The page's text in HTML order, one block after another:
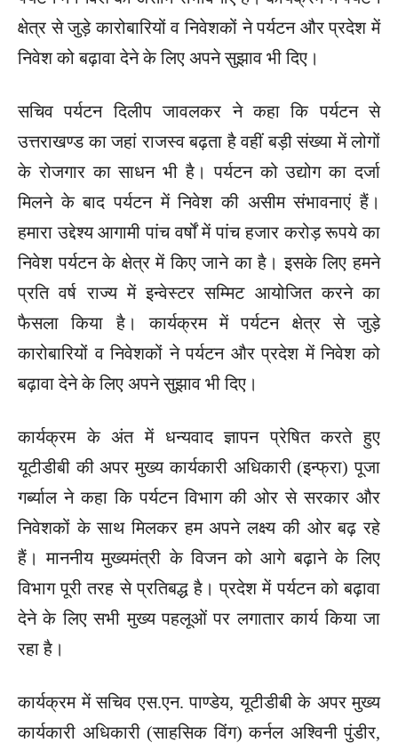
क्षेत्र से जुड़े कारोबारियों व निवेशकों ने पर्यटन और प्रदेश में
निवेश को बढ़ावा देने के लिए अपने सुझाव भी दिए।
सचिव पर्यटन दिलीप जावलकर ने कहा कि पर्यटन से
उत्तराखण्ड का जहां राजस्व बढ़ता है वहीं बड़ी संख्या में लोगों
के रोजगार का साधन भी है। पर्यटन को उद्योग का दर्जा
मिलने के बाद पर्यटन में निवेश की असीम संभावनाएं हैं।
हमारा उद्देश्य आगामी पांच वर्षों में पांच हजार करोड़ रूपये का
निवेश पर्यटन के क्षेत्र में किए जाने का है। इसके लिए हमने
प्रति वर्ष राज्य में इन्वेस्टर सम्मिट आयोजित करने का
फैसला किया है। कार्यक्रम में पर्यटन क्षेत्र से जुड़े
कारोबारियों व निवेशकों ने पर्यटन और प्रदेश में निवेश को
बढ़ावा देने के लिए अपने सुझाव भी दिए।
कार्यक्रम के अंत में धन्यवाद ज्ञापन प्रेषित करते हुए
यूटीडीबी की अपर मुख्य कार्यकारी अधिकारी (इन्फ्रा) पूजा
गर्ब्याल ने कहा कि पर्यटन विभाग की ओर से सरकार और
निवेशकों के साथ मिलकर हम अपने लक्ष्य की ओर बढ़ रहे
हैं। माननीय मुख्यमंत्री के विजन को आगे बढ़ाने के लिए
विभाग पूरी तरह से प्रतिबद्ध है। प्रदेश में पर्यटन को बढ़ावा
देने के लिए सभी मुख्य पहलूओं पर लगातार कार्य किया जा
रहा है।
कार्यक्रम में सचिव एस.एन. पाण्डेय, यूटीडीबी के अपर मुख्य
कार्यकारी अधिकारी (साहसिक विंग) कर्नल अश्विनी पुंडीर,